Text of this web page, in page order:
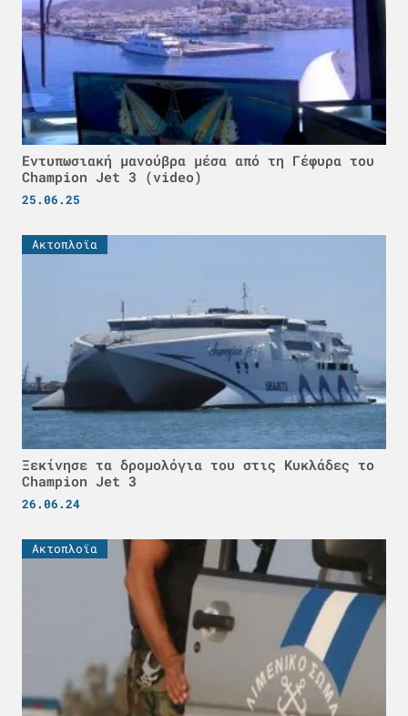
Εντυπωσιακή μανούβρα μέσα από τη Γέφυρα του
Champion Jet 3 (video)
25.06.25
Ακτοπλοϊα
Ξεκίνησε τα δρομολόγια του στις Κυκλάδες το
Champion Jet 3
26.06.24
Ακτοπλοϊα